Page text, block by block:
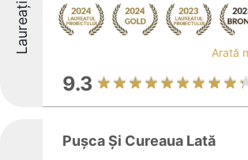
Laureați Arată
9.3
Pușca Și Cureaua Lată